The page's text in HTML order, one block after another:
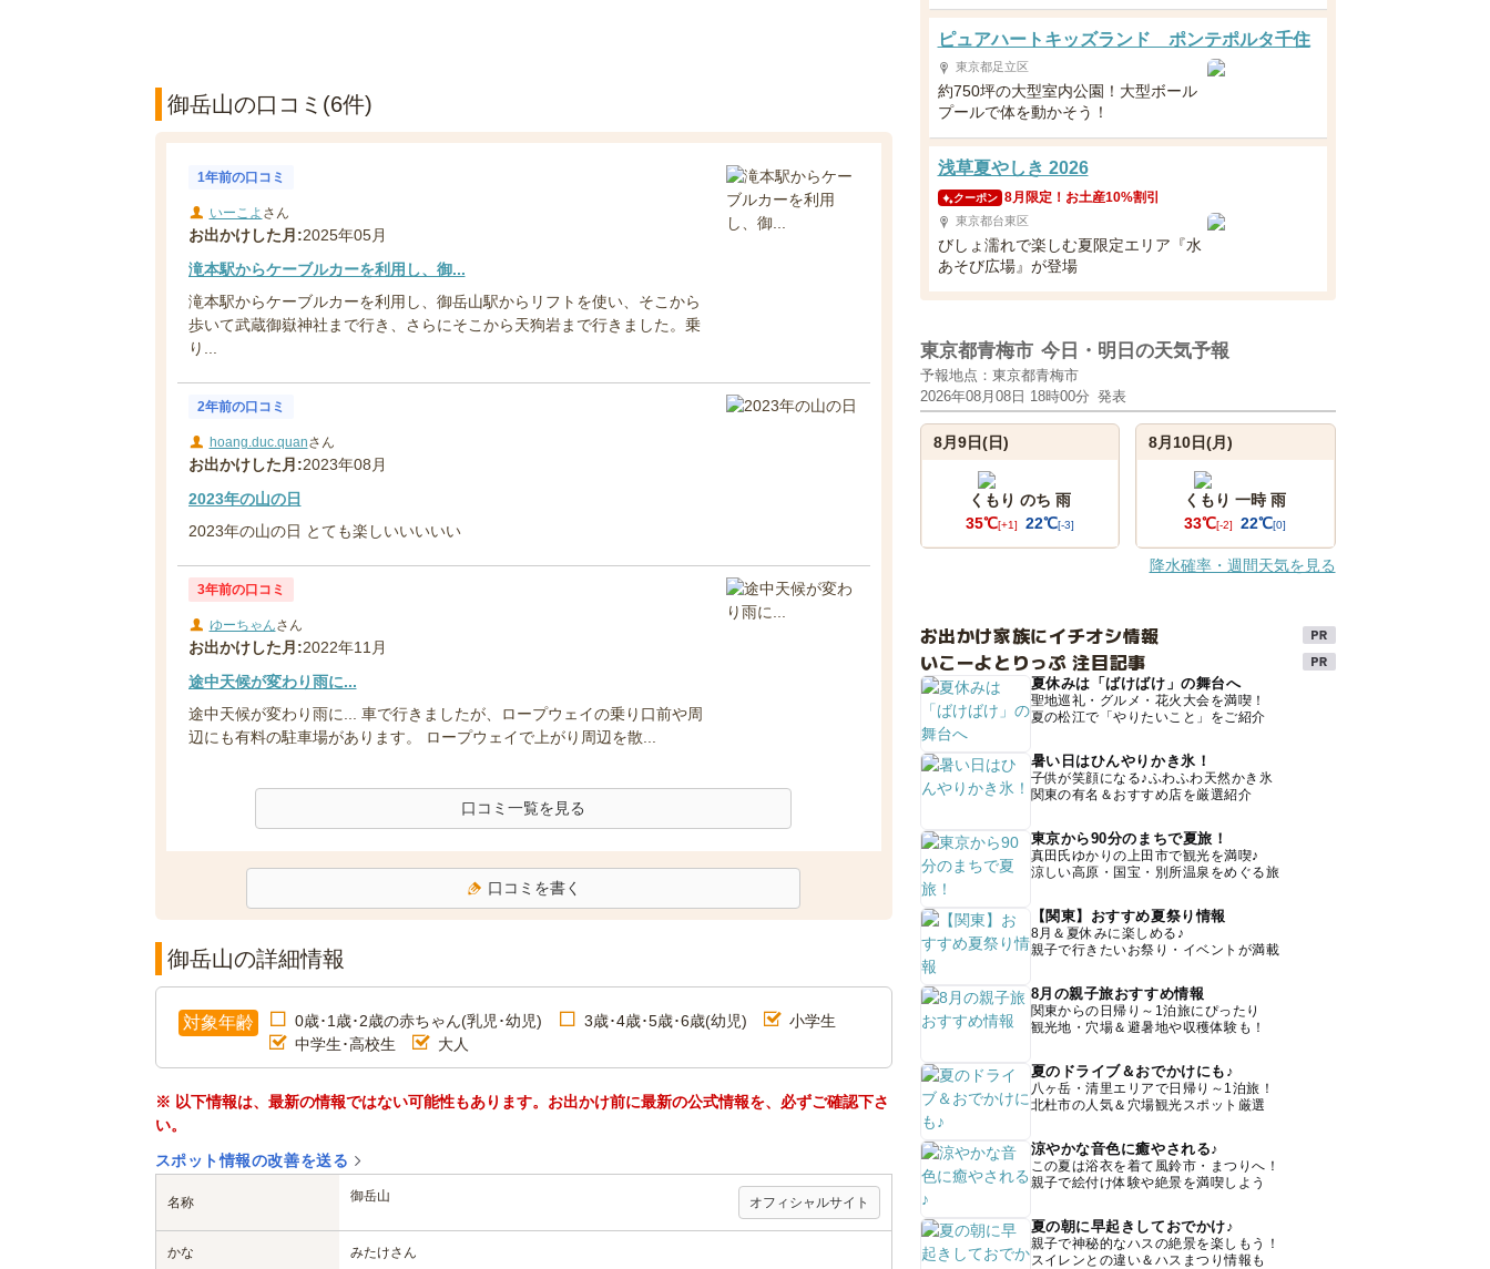
御岳山の口コミ(6件)
1年前の口コミ
いーこよ さん
お出かけした月:2025年05月
滝本駅からケーブルカーを利用し、御...
滝本駅からケーブルカーを利用し、御岳山駅からリフトを使い、そこから
歩いて武蔵御嶽神社まで行き、さらにそこから天狗岩まで行きました。乗
り...
2年前の口コミ
hoang.duc.quanさん
お出かけした月:2023年08月
2023年の山の日
2023年の山の日 とても楽しいいいいい
3年前の口コミ
ゆーちゃんさん
お出かけした月:2022年11月
途中天候が変わり雨に...
途中天候が変わり雨に... 車で行きましたが、ロープウェイの乗り口前や周
辺にも有料の駐車場があります。 ロープウェイで上がり周辺を散...
口コミ一覧を見る
口コミを書く
御岳山の詳細情報
対象年齢 0歳･1歳･2歳の赤ちゃん(乳児･幼児) 3歳･4歳･5歳･6歳(幼児)
小学生
中学生･高校生
大人
※ 以下情報は、最新の情報ではない可能性もあります。お出かけ前に最新の公式情報を、必ずご確認下さ
い。
スポット情報の改善を送る
名称 御岳山 オフィシャルサイト
かな みたけさん
ピュアハートキッズランド ポンテポルタ千住
東京都足立区
約750坪の大型室内公園！大型ボール
プールで体を動かそう！
浅草夏やしき 2026
クーポン 8月限定！お土産10%割引
東京都台東区
びしょ濡れで楽しむ夏限定エリア『水
あそび広場』が登場
東京都青梅市 今日・明日の天気予報
予報地点：東京都青梅市
2026年08月08日 18時00分 発表
8月9日(日)
くもり のち 雨
35℃[+1] 22℃[-3]
8月10日(月)
くもり 一時 雨
33℃[-2] 22℃[0]
降水確率・週間天気を見る
お出かけ家族にイチオシ情報
いこーよとりっぷ 注目記事
夏休みは「ばけばけ」の舞台へ
聖地巡礼・グルメ・花火大会を満喫！
夏の松江で「やりたいこと」をご紹介
暑い日はひんやりかき氷！
子供が笑顔になる♪ふわふわ天然かき氷
関東の有名＆おすすめ店を厳選紹介
東京から90分のまちで夏旅！
真田氏ゆかりの上田市で観光を満喫♪
涼しい高原・国宝・別所温泉をめぐる旅
【関東】おすすめ夏祭り情報
8月＆夏休みに楽しめる♪
親子で行きたいお祭り・イベントが満載
8月の親子旅おすすめ情報
関東からの日帰り～1泊旅にぴったり
観光地・穴場＆避暑地や収穫体験も！
夏のドライブ＆おでかけにも♪
八ヶ岳・清里エリアで日帰り～1泊旅！
北杜市の人気＆穴場観光スポット厳選
涼やかな音色に癒やされる♪
この夏は浴衣を着て風鈴市・まつりへ！
親子で絵付け体験や絶景を満喫しよう
夏の朝に早起きしておでかけ♪
親子で神秘的なハスの絶景を楽しもう！
スイレンとの違い＆ハスまつり情報も